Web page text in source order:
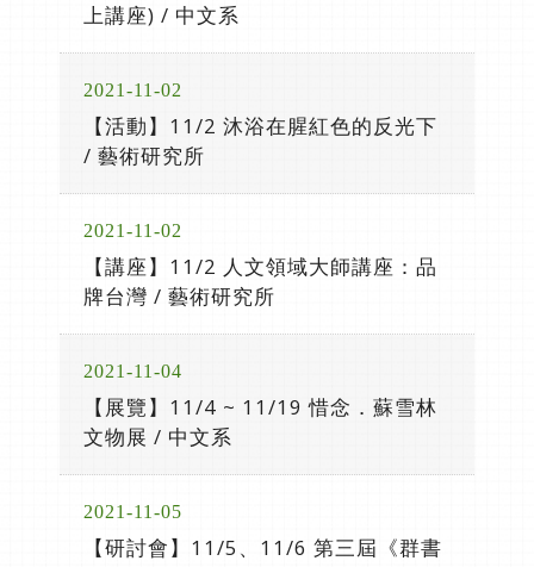
上講座) / 中文系
2021-11-02
【活動】11/2 沐浴在腥紅色的反光下
/ 藝術研究所
2021-11-02
【講座】11/2 人文領域大師講座：品
牌台灣 / 藝術研究所
2021-11-04
【展覽】11/4 ~ 11/19 惜念．蘇雪林
文物展 / 中文系
2021-11-05
【研討會】11/5、11/6 第三屆《群書